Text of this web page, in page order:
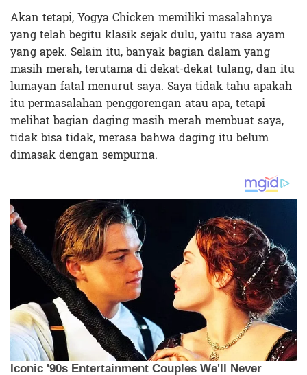
Akan tetapi, Yogya Chicken memiliki masalahnya
yang telah begitu klasik sejak dulu, yaitu rasa ayam
yang apek. Selain itu, banyak bagian dalam yang
masih merah, terutama di dekat-dekat tulang, dan itu
lumayan fatal menurut saya. Saya tidak tahu apakah
itu permasalahan penggorengan atau apa, tetapi
melihat bagian daging masih merah membuat saya,
tidak bisa tidak, merasa bahwa daging itu belum
dimasak dengan sempurna.